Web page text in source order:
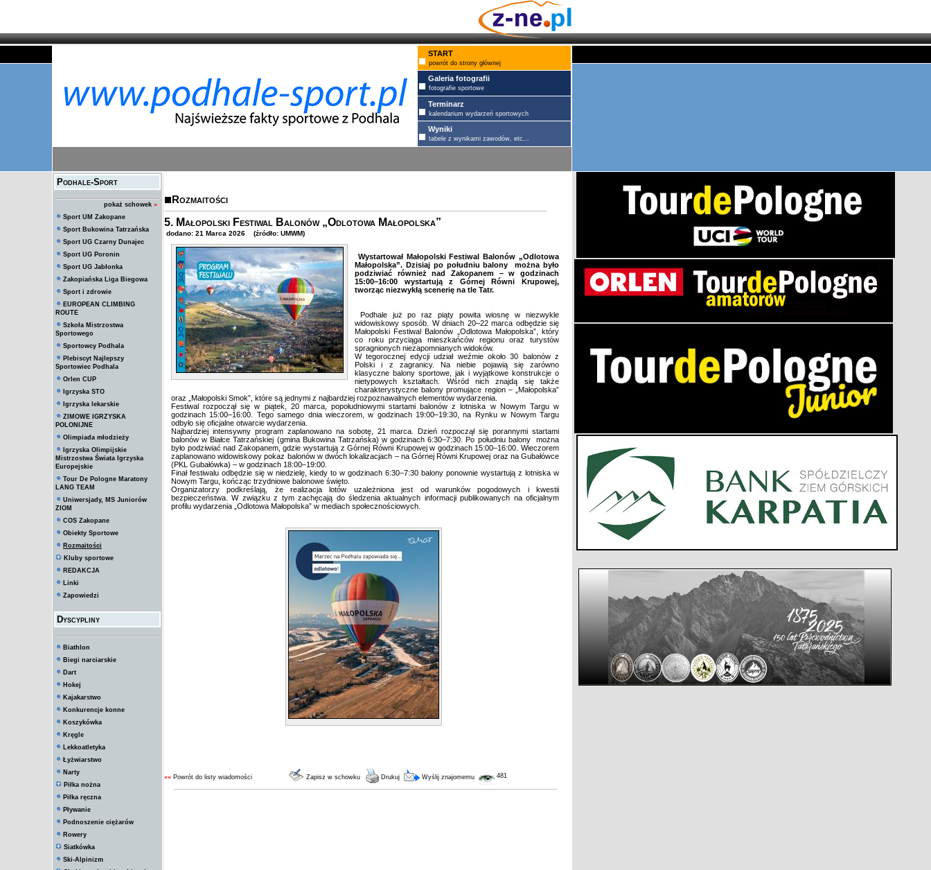
START
powrót do strony głównej
Galeria fotografii
fotografie sportowe
Terminarz
kalendarium wydarzeń sportowych
Wyniki
tabele z wynikami zawodów, etc...
Podhale-Sport
pokaż schowek »
Sport UM Zakopane
Sport Bukowina Tatrzańska
Sport UG Czarny Dunajec
Sport UG Poronin
Sport UG Jabłonka
Zakopiańska Liga Biegowa
Sport i zdrowie
EUROPEAN CLIMBING
ROUTE
Szkoła Mistrzostwa
Sportowego
Sportowcy Podhala
Plebiscyt Najlepszy
Sportowiec Podhala
Orlen CUP
Igrzyska STO
Igrzyska lekarskie
ZIMOWE IGRZYSKA
POLONIJNE
Olimpiada młodzieży
Igrzyska Olimpijskie
Mistrzostwa Świata Igrzyska
Europejskie
Tour De Pologne Maratony
LANG TEAM
Uniwersjady, MS Juniorów
ZIOM
COS Zakopane
Obiekty Sportowe
Rozmaitości
Kluby sportowe
REDAKCJA
Linki
Zapowiedzi
Dyscypliny
Biathlon
Biegi narciarskie
Dart
Hokej
Kajakarstwo
Konkurencje konne
Koszykówka
Kręgle
Lekkoatletyka
Łyżwiarstwo
Narty
Piłka nożna
Piłka ręczna
Pływanie
Podnoszenie ciężarów
Rowery
Siatkówka
Ski-Alpinizm
Rozmaitości
5. Małopolski Festiwal Balonów „Odlotowa Małopolska”
dodano: 21 Marca 2026 (źródło: UMWM)
Wystartował Małopolski Festiwal Balonów „Odlotowa
Małopolska”. Dzisiaj po południu balony można było
podziwiać również nad Zakopanem – w godzinach
15:00–16:00 wystartują z Górnej Równi Krupowej,
tworząc niezwykłą scenerię na tle Tatr.
Podhale już po raz piąty powita wiosnę w niezwykle
widowiskowy sposób. W dniach 20–22 marca odbędzie się
Małopolski Festiwal Balonów „Odlotowa Małopolska”, który
co roku przyciąga mieszkańców regionu oraz turystów
spragnionych niezapomnianych widoków.
W tegorocznej edycji udział weźmie około 30 balonów z
Polski i z zagranicy. Na niebie pojawią się zarówno
klasyczne balony sportowe, jak i wyjątkowe konstrukcje o
nietypowych kształtach. Wśród nich znajdą się także
charakterystyczne balony promujące region – „Małopolska”
oraz „Małopolski Smok”, które są jednymi z najbardziej rozpoznawalnych elementów wydarzenia.
Festiwal rozpoczął się w piątek, 20 marca, popołudniowymi startami balonów z lotniska w Nowym Targu w
godzinach 15:00–16:00. Tego samego dnia wieczorem, w godzinach 19:00–19:30, na Rynku w Nowym Targu
odbyło się oficjalne otwarcie wydarzenia.
Najbardziej intensywny program zaplanowano na sobotę, 21 marca. Dzień rozpoczął się porannymi startami
balonów w Białce Tatrzańskiej (gmina Bukowina Tatrzańska) w godzinach 6:30–7:30. Po południu balony można
było podziwiać nad Zakopanem, gdzie wystartują z Górnej Równi Krupowej w godzinach 15:00–16:00. Wieczorem
zaplanowano widowiskowy pokaz balonów w dwóch lokalizacjach – na Górnej Równi Krupowej oraz na Gubałówce
(PKL Gubałówka) – w godzinach 18:00–19:00.
Finał festiwalu odbędzie się w niedzielę, kiedy to w godzinach 6:30–7:30 balony ponownie wystartują z lotniska w
Nowym Targu, kończąc trzydniowe balonowe święto.
Organizatorzy podkreślają, że realizacja lotów uzależniona jest od warunków pogodowych i kwestii
bezpieczeństwa. W związku z tym zachęcają do śledzenia aktualnych informacji publikowanych na oficjalnym
profilu wydarzenia „Odlotowa Małopolska” w mediach społecznościowych.
«« Powrót do listy wiadomości Zapisz w schowku Drukuj Wyślij znajomemu 481